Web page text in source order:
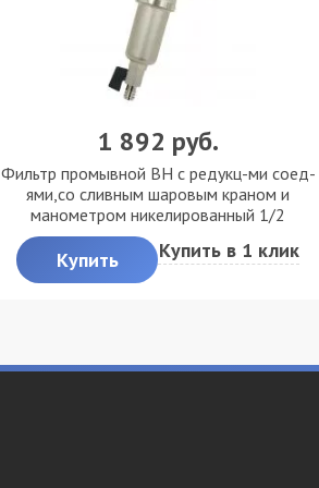
1 892 руб.
Фильтр промывной ВН с редукц-ми соед-
ями,со сливным шаровым краном и
манометром никелированный 1/2
Купить Купить в 1 клик